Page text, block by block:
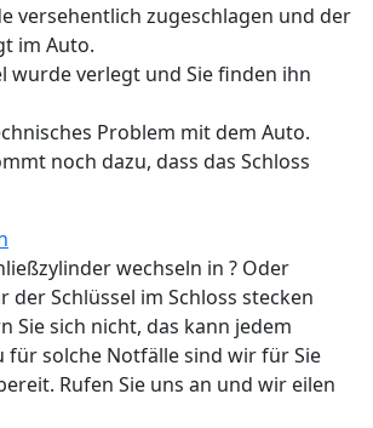
versehentlich zugeschlagen und der
im Auto.
wurde verlegt und Sie finden ihn
Problem mit dem Auto.
noch dazu, dass das Schloss
wechseln in ? Oder
der Schlüssel im Schloss stecken
Sie sich nicht, das kann jedem
für solche Notfälle sind wir für Sie
Rufen Sie uns an und wir eilen